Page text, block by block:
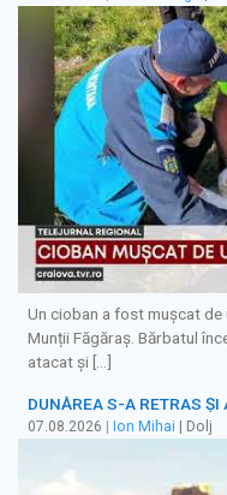
Un cioban a fost mușcat
Munții Făgăraș. Bărbatul
atacat și […]
DUNĂREA S-A RETRAS
07.08.2026 | Ion Mihai | Dolj